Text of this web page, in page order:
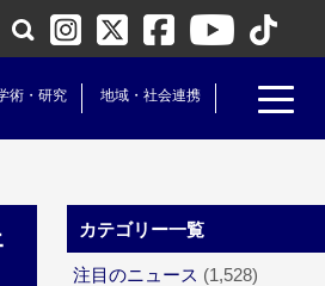
術・研究 地域・社会連携
カテゴリー一覧
注目のニュース (1,528)